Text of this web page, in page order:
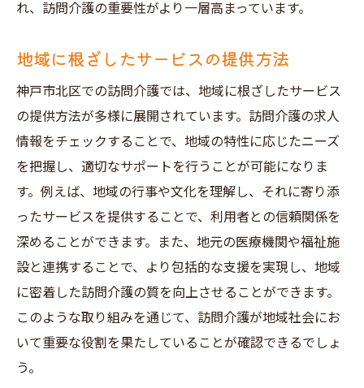
れ、訪問介護の重要性がより一層高まっています。
地域に根ざしたサービスの提供方法
神戸市北区での訪問介護では、地域に根ざしたサービス
の提供方法が多様に展開されています。訪問介護の求人
情報をチェックすることで、地域の特性に応じたニーズ
を把握し、適切なサポートを行うことが可能になりま
す。例えば、地域の行事や文化を理解し、それに寄り添
ったサービスを提供することで、利用者との信頼関係を
深めることができます。また、地元の医療機関や福祉施
設と連携することで、より包括的な支援を実現し、地域
に密着した訪問介護の質を向上させることができます。
このような取り組みを通じて、訪問介護が地域社会にお
いて重要な役割を果たしていることが確認できるでしょ
う。